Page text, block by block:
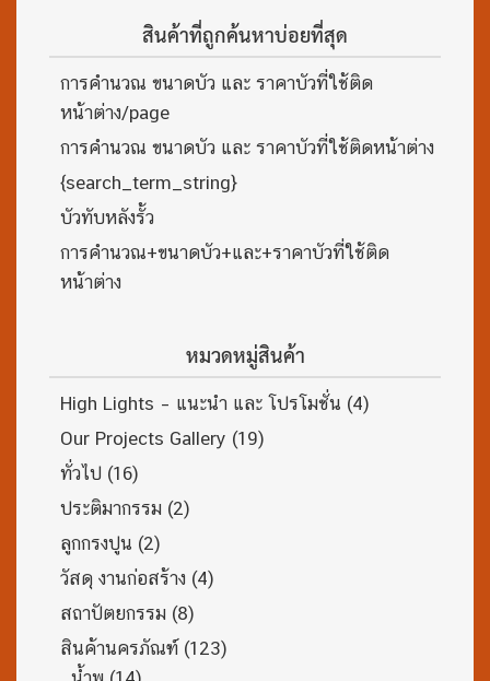
สินค้าที่ถูกค้นหาบ่อยที่สุด
การคำนวณ ขนาดบัว และ ราคาบัวที่ใช้ติด
หน้าต่าง/page
การคำนวณ ขนาดบัว และ ราคาบัวที่ใช้ติดหน้าต่าง
{search_term_string}
บัวทับหลังรั้ว
การคำนวณ+ขนาดบัว+และ+ราคาบัวที่ใช้ติด
หน้าต่าง
หมวดหมู่สินค้า
High Lights – แนะนำ และ โปรโมชั่น (4)
Our Projects Gallery (19)
ทั่วไป (16)
ประติมากรรม (2)
ลูกกรงปูน (2)
วัสดุ งานก่อสร้าง (4)
สถาปัตยกรรม (8)
สินค้านครภัณฑ์ (123)